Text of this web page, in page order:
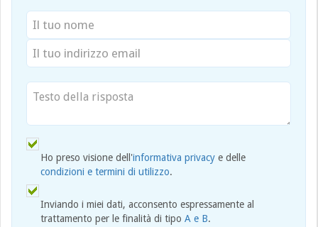
Ho preso visione dell'informativa privacy e delle
condizioni e termini di utilizzo.
Inviando i miei dati, acconsento espressamente al
trattamento per le finalità di tipo A e B.